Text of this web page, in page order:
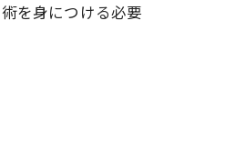
を身につける必要